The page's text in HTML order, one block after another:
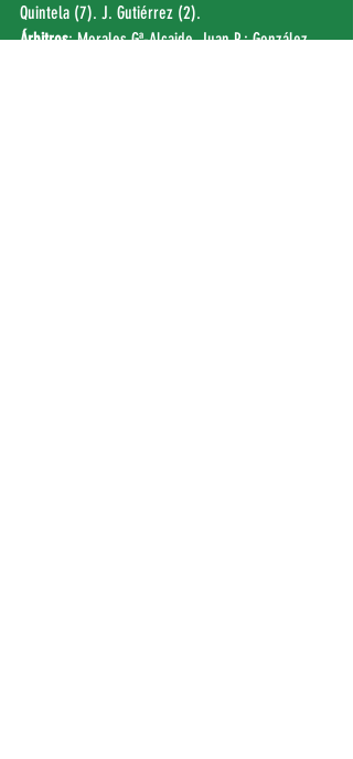
Quintela (7). J. Gutiérrez (2).
Árbitros: Morales Gª-Alcaide, Juan P.; González